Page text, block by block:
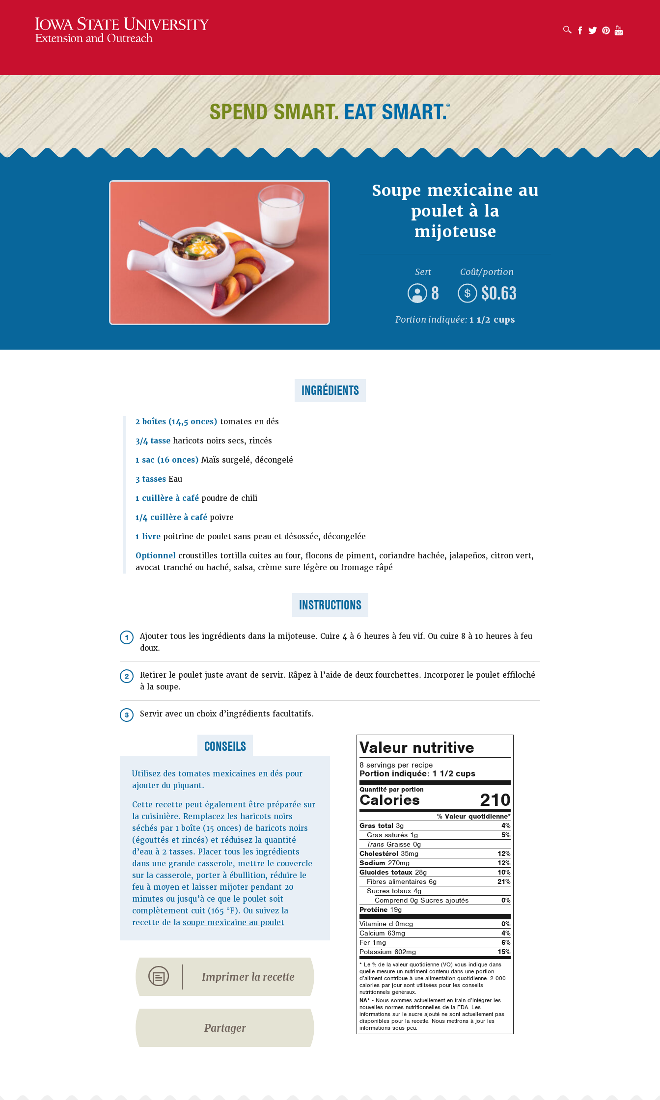
OUVRIR LA BOÎTE DE RECHERCHE
Facebook
Twitter PinterestYoutube
Soupe mexicaine au
poulet à la
mijoteuse
Sert
8
Coût/portion
$0.63
Portion indiquée: 1 1/2 cups
INGRÉDIENTS
2 boîtes (14,5 onces) tomates en dés
3/4 tasse haricots noirs secs, rincés
1 sac (16 onces) Maïs surgelé, décongelé
3 tasses Eau
1 cuillère à café poudre de chili
1/4 cuillère à café poivre
1 livre poitrine de poulet sans peau et désossée, décongelée
Optionnel croustilles tortilla cuites au four, flocons de piment, coriandre hachée, jalapeños, citron vert,
avocat tranché ou haché, salsa, crème sure légère ou fromage râpé
INSTRUCTIONS
1
Ajouter tous les ingrédients dans la mijoteuse. Cuire 4 à 6 heures à feu vif. Ou cuire 8 à 10 heures à feu
doux.
2
Retirer le poulet juste avant de servir. Râpez à l’aide de deux fourchettes. Incorporer le poulet effiloché
à la soupe.
3 Servir avec un choix d’ingrédients facultatifs.
CONSEILS
Utilisez des tomates mexicaines en dés pour
ajouter du piquant.
Cette recette peut également être préparée sur
la cuisinière. Remplacez les haricots noirs
séchés par 1 boîte (15 onces) de haricots noirs
(égouttés et rincés) et réduisez la quantité
d’eau à 2 tasses. Placer tous les ingrédients
dans une grande casserole, mettre le couvercle
sur la casserole, porter à ébullition, réduire le
feu à moyen et laisser mijoter pendant 20
minutes ou jusqu’à ce que le poulet soit
complètement cuit (165 °F). Ou suivez la
recette de la soupe mexicaine au poulet
Imprimer la recette
Partager
Valeur nutritive
8 servings per recipe
Portion indiquée: 1 1/2 cups
Quantité par portion
Calories 210
% Valeur quotidienne*
Gras total 3g
4%
Gras saturés 1g
5%
Trans Graisse 0g
Cholestérol 35mg
12%
Sodium 270mg
12%
Glucides totaux 28g
10%
Fibres alimentaires 6g
21%
Sucres totaux 4g
Comprend 0g Sucres ajoutés
0%
Protéine 19g
Vitamine d 0mcg
0%
Calcium 63mg
4%
Fer 1mg
6%
Potassium 602mg
15%
* Le % de la valeur quotidienne (VQ) vous indique dans
quelle mesure un nutriment contenu dans une portion
d’aliment contribue à une alimentation quotidienne. 2 000
calories par jour sont utilisées pour les conseils
nutritionnels généraux.
NA* - Nous sommes actuellement en train d’intégrer les
nouvelles normes nutritionnelles de la FDA. Les
informations sur le sucre ajouté ne sont actuellement pas
disponibles pour la recette. Nous mettrons à jour les
informations sous peu.